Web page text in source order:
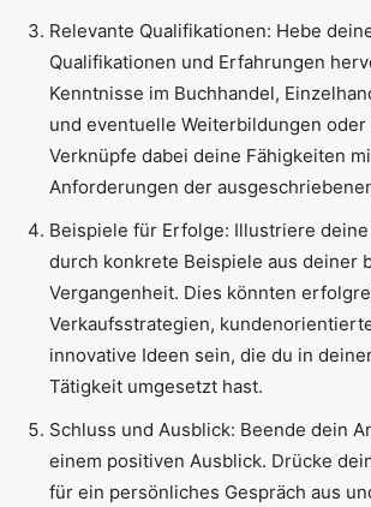
Relevante Qualifikationen: Hebe
Qualifikationen und Erfahrungen
Kenntnisse im Buchhandel,
und eventuelle Weiterbildungen oder
Verknüpfe dabei deine Fähigkeiten
Anforderungen der
Beispiele für Erfolge: Illustriere
durch konkrete Beispiele aus deiner
Vergangenheit. Dies könnten
Verkaufsstrategien,
innovative Ideen sein, die du in
Tätigkeit umgesetzt hast.
Schluss und Ausblick: Beende dein
einem positiven Ausblick. Drücke
für ein persönliches Gespräch aus